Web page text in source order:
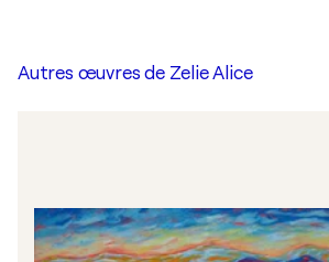
Autres œuvres de Zelie Alice